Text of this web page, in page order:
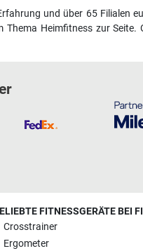
und über 65 Filialen
Heimfitness zur Seite.
FITNESSGERÄTE BEI
Crosstrainer
Ergometer